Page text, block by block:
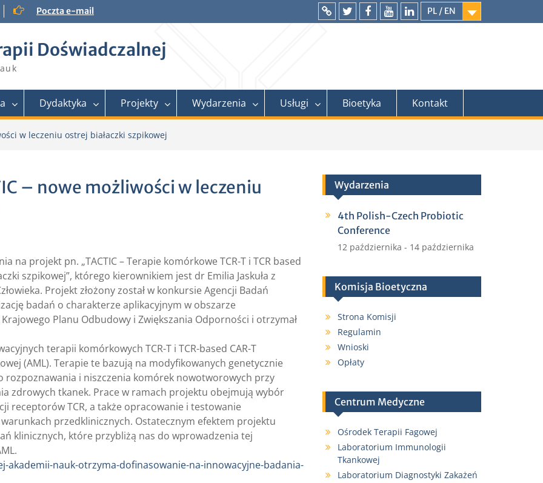
Poczta e-mail
PL / EN
IntranetTwitterFacebookYouTubeLinkedIn
Doświadczalnej
Dydaktyka Projekty Wydarzenia Usługi Bioetyka Kontakt
w leczeniu ostrej białaczki szpikowej
– nowe możliwości w leczeniu
projekt pn. „TACTIC – Terapie komórkowe TCR-T i TCR based
szpikowej”, którego kierownikiem jest dr Emilia Jaskuła z
Projekt złożony został w konkursie Agencji Badań
badań o charakterze aplikacyjnym w obszarze
Planu Odbudowy i Zwiększania Odporności i otrzymał
terapii komórkowych TCR-T i TCR-based CAR-T
(AML). Terapie te bazują na modyfikowanych genetycznie
rozpoznawania i niszczenia komórek nowotworowych przy
zdrowych tkanek. Prace w ramach projektu obejmują wybór
receptorów TCR, a także opracowanie i testowanie
przedklinicznych. Ostatecznym efektem projektu
klinicznych, które przybliżą nas do wprowadzenia tej
nauk-otrzyma-dofinasowanie-na-innowacyjne-badania-
Wydarzenia
4th Polish-Czech Probiotic
Conference
12 października - 14 października
Komisja Bioetyczna
Strona Komisji
Regulamin
Wnioski
Opłaty
Centrum Medyczne
Ośrodek Terapii Fagowej
Laboratorium Immunologii
Tkankowej
Laboratorium Diagnostyki Zakażeń